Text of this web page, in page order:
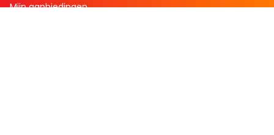
Mijn aanbiedingen